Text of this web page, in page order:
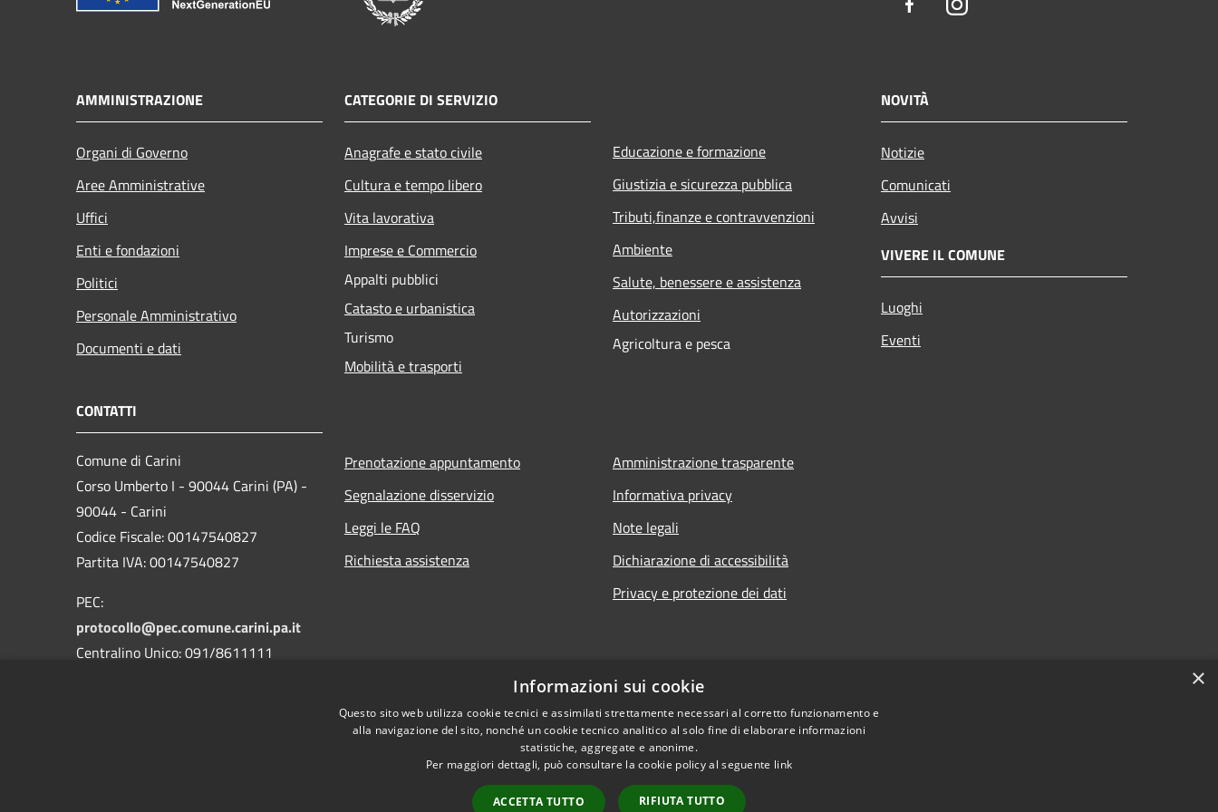
AMMINISTRAZIONE
Organi di Governo
Aree Amministrative
Uffici
Enti e fondazioni
Politici
Personale Amministrativo
Documenti e dati
CATEGORIE DI SERVIZIO
Anagrafe e stato civile
Cultura e tempo libero
Vita lavorativa
Imprese e Commercio
Appalti pubblici
Catasto e urbanistica
Turismo
Mobilità e trasporti
Educazione e formazione
Giustizia e sicurezza pubblica
Tributi,finanze e contravvenzioni
Ambiente
Salute, benessere e assistenza
Autorizzazioni
Agricoltura e pesca
NOVITÀ
Notizie
Comunicati
Avvisi
VIVERE IL COMUNE
Luoghi
Eventi
CONTATTI
Comune di Carini
Corso Umberto I - 90044 Carini (PA) -
90044 - Carini
Codice Fiscale: 00147540827
Partita IVA: 00147540827
PEC:
protocollo@pec.comune.carini.pa.it
Centralino Unico: 091/8611111
Prenotazione appuntamento
Segnalazione disservizio
Leggi le FAQ
Richiesta assistenza
Amministrazione trasparente
Informativa privacy
Note legali
Dichiarazione di accessibilità
Privacy e protezione dei dati
×
Informazioni sui cookie
Questo sito web utilizza cookie tecnici e assimilati strettamente necessari al corretto funzionamento e
alla navigazione del sito, nonché un cookie tecnico analitico al solo fine di elaborare informazioni
statistiche, aggregate e anonime.
Per maggiori dettagli, può consultare la cookie policy al seguente link
ACCETTA TUTTO RIFIUTA TUTTO